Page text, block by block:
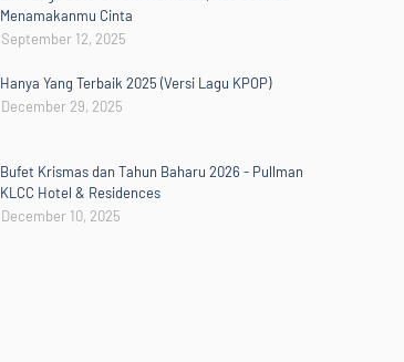
Menamakanmu Cinta
September 12, 2025
Hanya Yang Terbaik 2025 (Versi Lagu KPOP)
December 29, 2025
Bufet Krismas dan Tahun Baharu 2026 - Pullman
KLCC Hotel & Residences
December 10, 2025